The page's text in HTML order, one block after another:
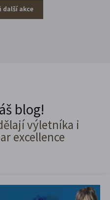
další akce
blog!
výletníka i
excellence